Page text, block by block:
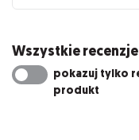
Wszystkie recenzje
pokazuj tylko
produkt